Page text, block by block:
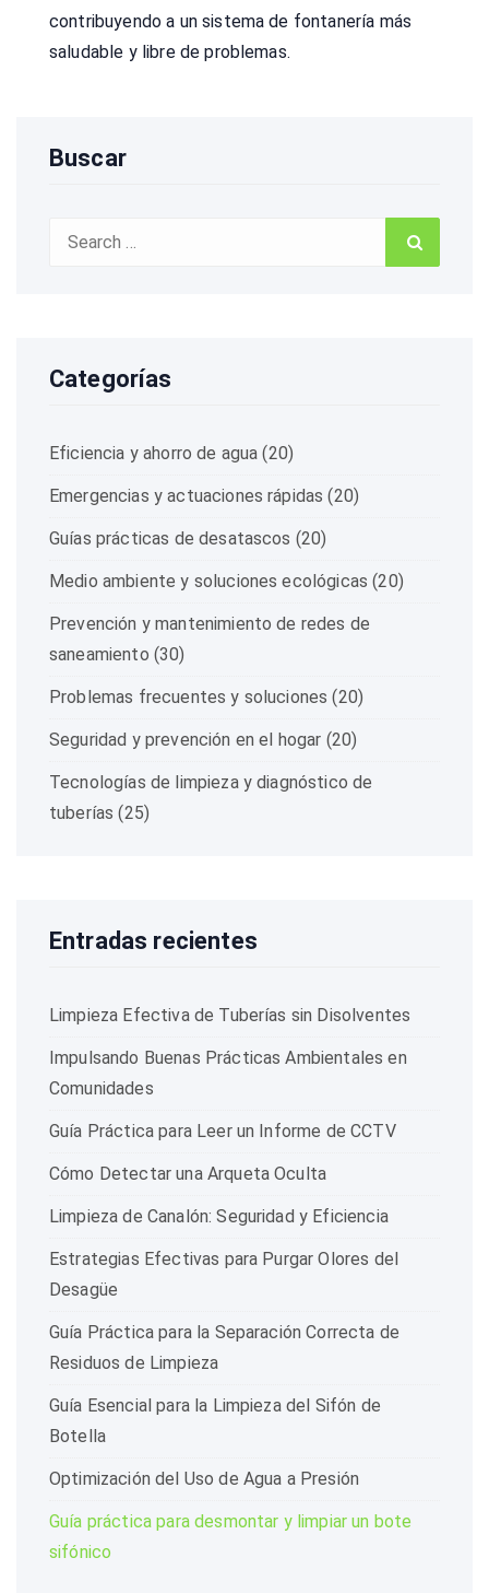
contribuyendo a un sistema de fontanería más
saludable y libre de problemas.
Buscar
Search
Categorías
Eficiencia y ahorro de agua (20)
Emergencias y actuaciones rápidas (20)
Guías prácticas de desatascos (20)
Medio ambiente y soluciones ecológicas (20)
Prevención y mantenimiento de redes de
saneamiento (30)
Problemas frecuentes y soluciones (20)
Seguridad y prevención en el hogar (20)
Tecnologías de limpieza y diagnóstico de
tuberías (25)
Entradas recientes
Limpieza Efectiva de Tuberías sin Disolventes
Impulsando Buenas Prácticas Ambientales en
Comunidades
Guía Práctica para Leer un Informe de CCTV
Cómo Detectar una Arqueta Oculta
Limpieza de Canalón: Seguridad y Eficiencia
Estrategias Efectivas para Purgar Olores del
Desagüe
Guía Práctica para la Separación Correcta de
Residuos de Limpieza
Guía Esencial para la Limpieza del Sifón de
Botella
Optimización del Uso de Agua a Presión
Guía práctica para desmontar y limpiar un bote
sifónico